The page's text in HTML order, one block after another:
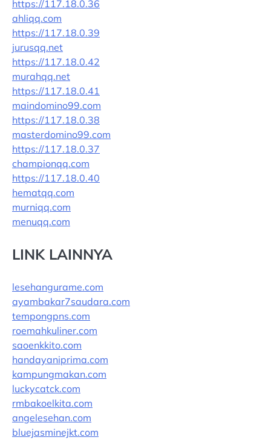
https://117.18.0.36
ahliqq.com
https://117.18.0.39
jurusqq.net
https://117.18.0.42
murahqq.net
https://117.18.0.41
maindomino99.com
https://117.18.0.38
masterdomino99.com
https://117.18.0.37
championqq.com
https://117.18.0.40
hematqq.com
murniqq.com
menuqq.com
LINK LAINNYA
lesehangurame.com
ayambakar7saudara.com
tempongpns.com
roemahkuliner.com
saoenkkito.com
handayaniprima.com
kampungmakan.com
luckycatck.com
rmbakoelkita.com
angelesehan.com
bluejasminejkt.com